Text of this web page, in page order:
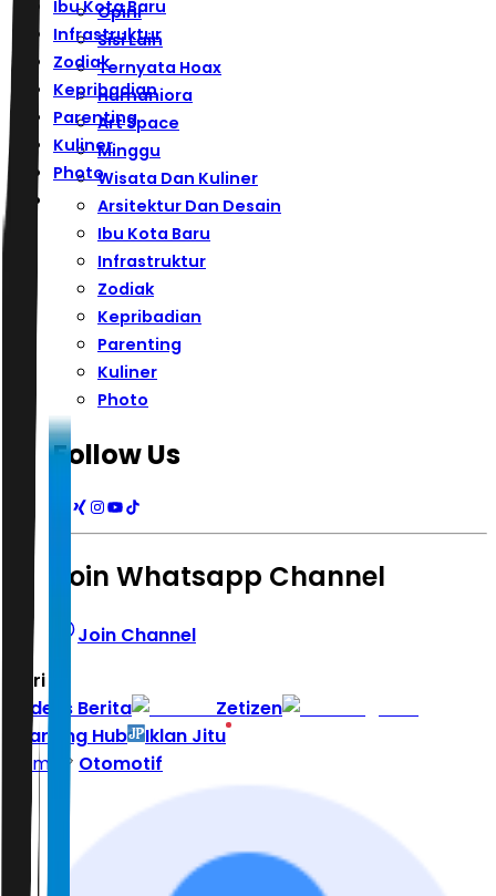
Ibu Kota Baru
Infrastruktur
Zodiak
Kepribadian
Parenting
Kuliner
Photo
Opini
Sisi Lain
Ternyata Hoax
Humaniora
Art Space
Minggu
Wisata Dan Kuliner
Arsitektur Dan Desain
Ibu Kota Baru
Infrastruktur
Zodiak
Kepribadian
Parenting
Kuliner
Photo
Follow Us
Join Whatsapp Channel
Join Channel
Hari ini
Indeks Berita
Zetizen
Learning Hub
Iklan Jitu
Home
Otomotif